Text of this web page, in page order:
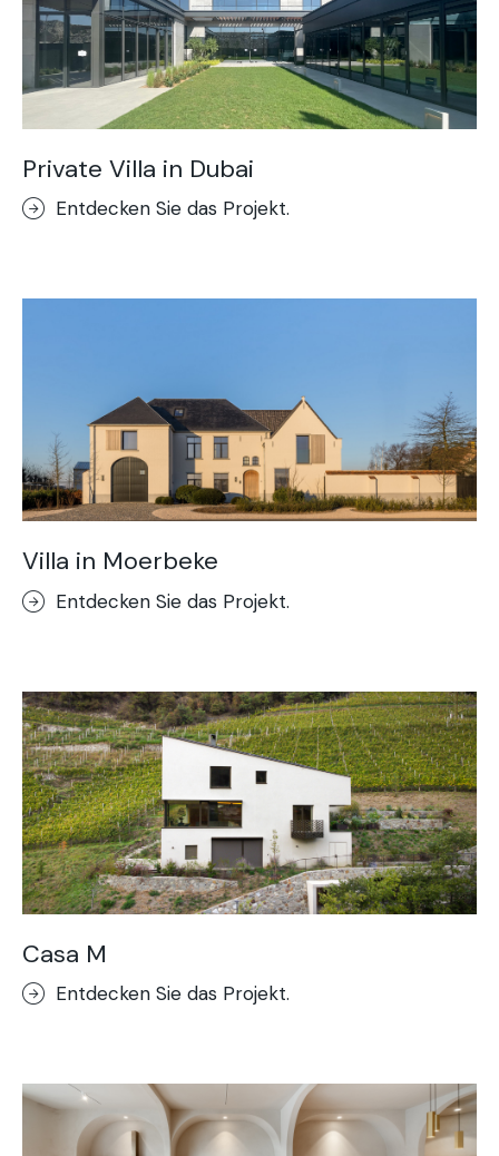
Private Villa in Dubai
Entdecken Sie das Projekt.
Villa in Moerbeke
Entdecken Sie das Projekt.
Casa M
Entdecken Sie das Projekt.